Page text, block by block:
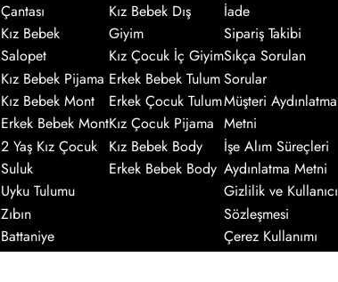
Çantası
Kız Bebek
Salopet
Kız Bebek Pijama
Kız Bebek Mont
Erkek Bebek Mont
2 Yaş Kız Çocuk
Suluk
Uyku Tulumu
Zıbın
Battaniye
Kız Bebek Dış
Giyim
Kız Çocuk İç Giyim
Erkek Bebek Tulum
Erkek Çocuk Tulum
Kız Çocuk Pijama
Kız Bebek Body
Erkek Bebek Body
İade
Sipariş Takibi
Sıkça Sorulan
Sorular
Müşteri Aydınlatma
Metni
İşe Alım Süreçleri
Aydınlatma Metni
Gizlilik ve Kullanıcı
Sözleşmesi
Çerez Kullanımı